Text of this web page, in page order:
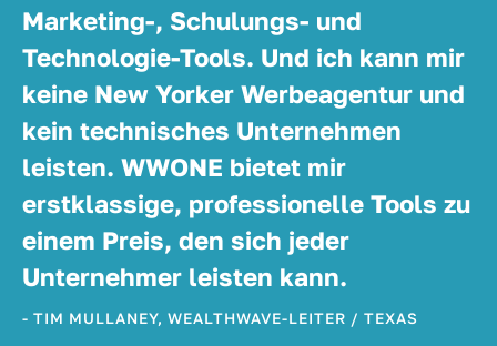
Marketing-, Schulungs- und
Technologie-Tools. Und ich kann mir
keine New Yorker Werbeagentur und
kein technisches Unternehmen
leisten. WWONE bietet mir
erstklassige, professionelle Tools zu
einem Preis, den sich jeder
Unternehmer leisten kann.
- TIM MULLANEY, WEALTHWAVE-LEITER / TEXAS